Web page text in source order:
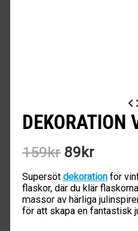
DEKORATION
159kr Det
priset
var:
159kr.
89 krDet
priset
är:
Supersöt dekorationför
flaskor, där du klär
massor av härliga
för att skapa en fantastisk